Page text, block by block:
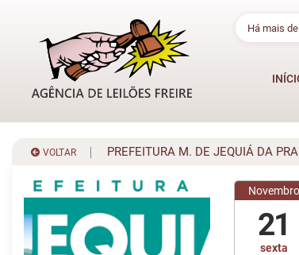
Há mais
VOLTAR PREFEITURA M. DE JEQUIÁ DA
sexta
Novembro
21